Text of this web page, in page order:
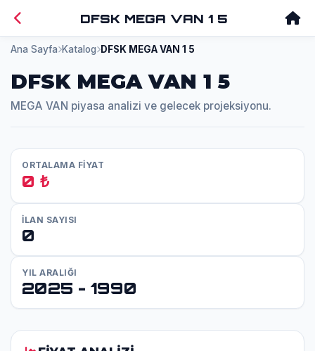
DFSK MEGA VAN 1 5
Ana Sayfa Katalog DFSK MEGA VAN 1 5
DFSK MEGA VAN 1 5
MEGA VAN piyasa analizi ve gelecek projeksiyonu.
ORTALAMA FİYAT
0 ₺
İLAN SAYISI
0
YIL ARALIĞI
2025 - 1990